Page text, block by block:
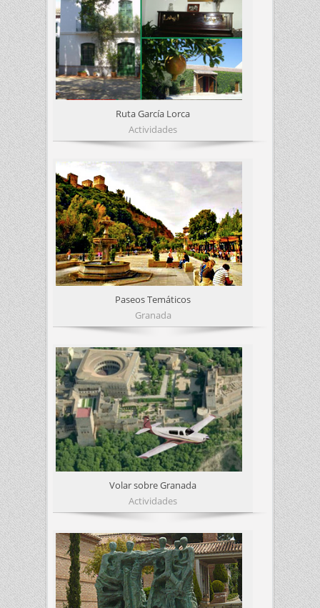
Ruta García Lorca
Actividades
Paseos Temáticos
Granada
Volar sobre Granada
Actividades